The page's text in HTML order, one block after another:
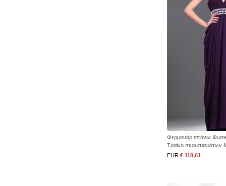
Φερμουάρ επάνω
Τραίνο σκουπισμάτων
EUR € 118,61